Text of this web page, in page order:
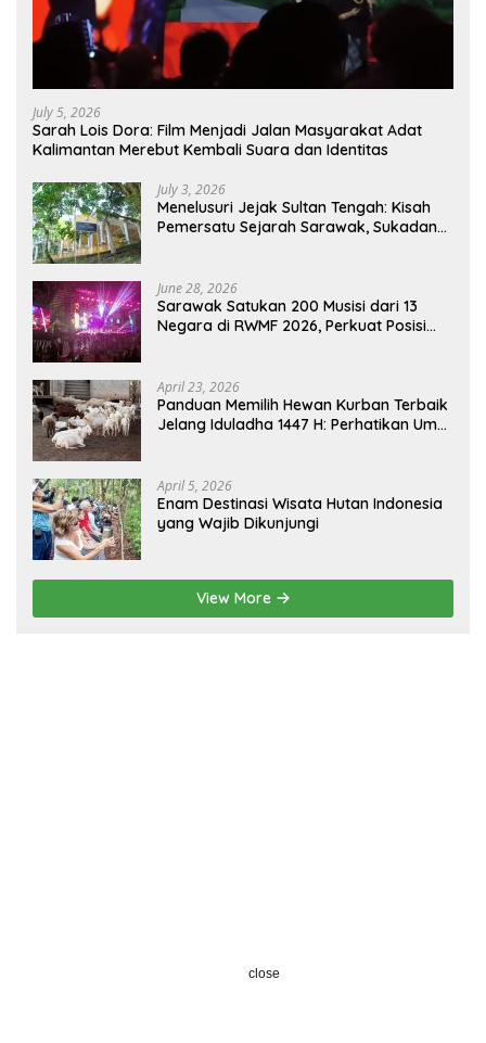
July 5, 2026
Sarah Lois Dora: Film Menjadi Jalan Masyarakat Adat
Kalimantan Merebut Kembali Suara dan Identitas
July 3, 2026
Menelusuri Jejak Sultan Tengah: Kisah
Pemersatu Sejarah Sarawak, Sukadana,
June 28, 2026
Sarawak Satukan 200 Musisi dari 13
Negara di RWMF 2026, Perkuat Posisi
April 23, 2026
Panduan Memilih Hewan Kurban Terbaik
Jelang Iduladha 1447 H: Perhatikan Umur
April 5, 2026
Enam Destinasi Wisata Hutan Indonesia
yang Wajib Dikunjungi
View More
close